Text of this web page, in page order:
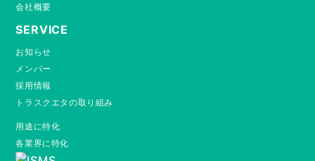
SERVICE
会社概要
お知らせ
メンバー
採用情報
トラスクエタの取り組み
用途に特化
各業界に特化